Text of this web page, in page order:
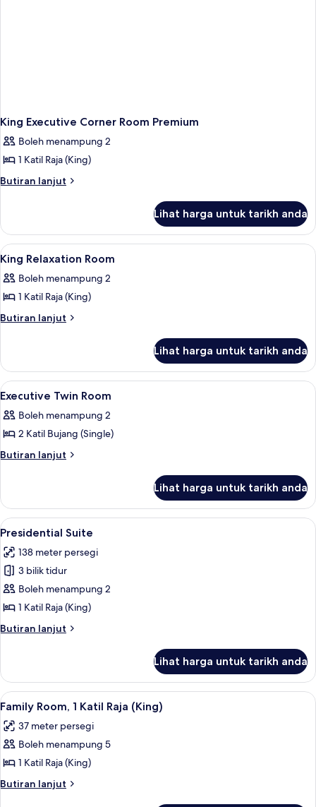
King Executive Corner Room Premium
Boleh menampung 2
1 Katil Raja (King)
Butiran lanjut
Butiran
Executive
Corner
Room
Premium
Lihat harga untuk tarikh anda
Lihat
semua
foto
untuk
King
Peralatan tempat tidur premium, bar
13
King Relaxation Room
Boleh menampung 2
1 Katil Raja (King)
Butiran lanjut
Butiran
Relaxation
Room
Lihat harga untuk tarikh anda
Lihat
semua
foto
untuk
Executive
Peralatan tempat tidur premium, bar
14
Executive Twin Room
Boleh menampung 2
2 Katil Bujang (Single)
Butiran lanjut
Butiran
Twin
Room
Lihat harga untuk tarikh anda
Lihat
semua
foto
untuk
Presidential
Suite
Presidential Suite | Peralatan
35
Presidential Suite
138 meter persegi
3 bilik tidur
Boleh menampung 2
1 Katil Raja (King)
Butiran lanjut
Butiran
Suite
Lihat harga untuk tarikh anda
Lihat
semua
foto
untuk
Family
Room,
Peralatan tempat tidur premium, bar
11
Family Room, 1 Katil Raja (King)
37 meter persegi
Boleh menampung 5
1 Katil Raja (King)
Butiran lanjut
Butiran